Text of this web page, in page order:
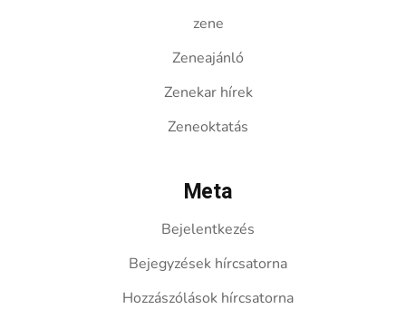
zene
Zeneajánló
Zenekar hírek
Zeneoktatás
Meta
Bejelentkezés
Bejegyzések hírcsatorna
Hozzászólások hírcsatorna